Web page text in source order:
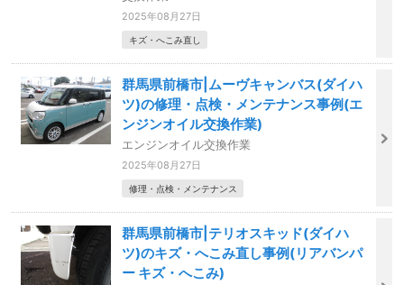
2025年08月27日
キズ・へこみ直し
群馬県前橋市|ムーヴキャンバス(ダイハ
ツ)の修理・点検・メンテナンス事例(エ
ンジンオイル交換作業)
エンジンオイル交換作業
2025年08月27日
修理・点検・メンテナンス
群馬県前橋市|テリオスキッド(ダイハ
ツ)のキズ・へこみ直し事例(リアバンパ
ー キズ・へこみ)